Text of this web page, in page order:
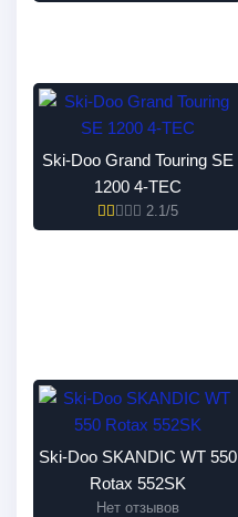
Ski-Doo Grand Touring SE
1200 4-TEC
2.1/5
Ski-Doo SKANDIC WT 550
Rotax 552SK
Нет отзывов